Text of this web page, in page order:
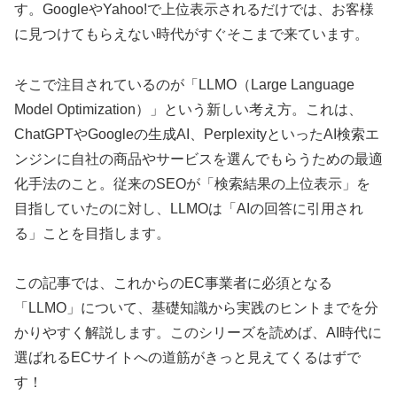
す。GoogleやYahoo!で上位表示されるだけでは、お客様
に見つけてもらえない時代がすぐそこまで来ています。
そこで注目されているのが「LLMO（Large Language
Model Optimization）」という新しい考え方。これは、
ChatGPTやGoogleの生成AI、PerplexityといったAI検索エ
ンジンに自社の商品やサービスを選んでもらうための最適
化手法のこと。従来のSEOが「検索結果の上位表示」を
目指していたのに対し、LLMOは「AIの回答に引用され
る」ことを目指します。
この記事では、これからのEC事業者に必須となる
「LLMO」について、基礎知識から実践のヒントまでを分
かりやすく解説します。このシリーズを読めば、AI時代に
選ばれるECサイトへの道筋がきっと見えてくるはずで
す！